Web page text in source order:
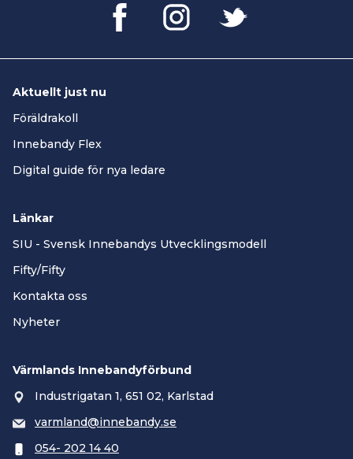
Aktuellt just nu
Föräldrakoll
Innebandy Flex
Digital guide för nya ledare
Länkar
SIU - Svensk Innebandys Utvecklingsmodell
Fifty/Fifty
Kontakta oss
Nyheter
Värmlands Innebandyförbund
Industrigatan 1, 651 02, Karlstad
varmland@innebandy.se
054- 202 14 40